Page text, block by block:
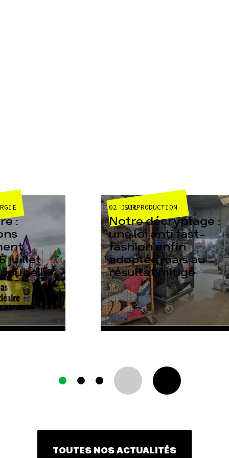
:
juillet
SURPRODUCTION
02 JUIL
Notre décryptage :
une loi anti fast-
fashion enfin
adoptée mais au
résultat mitigé
TOUTES NOS ACTUALITÉS